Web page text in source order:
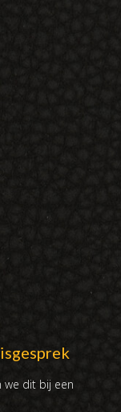
dit bij een